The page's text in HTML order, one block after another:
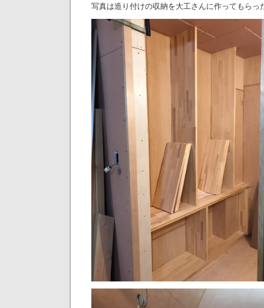
写真は造り付けの収納を大工さんに作ってもらっ